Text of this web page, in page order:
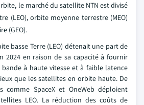
le marché du satellite NTN est divisé
(LEO), orbite moyenne terrestre (MEO)
(GEO).
basse Terre (LEO) détenait une part de
2024 en raison de sa capacité à fournir
bande à haute vitesse et à faible latence
que les satellites en orbite haute. De
comme SpaceX et OneWeb déploient
LEO. La réduction des coûts de